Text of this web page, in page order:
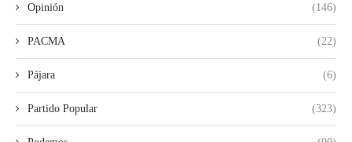
Opinión (146)
PACMA (22)
Pájara (6)
Partido Popular (323)